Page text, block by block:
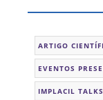
ARTIGO
EVENTOS
IMPLACIL TALKS